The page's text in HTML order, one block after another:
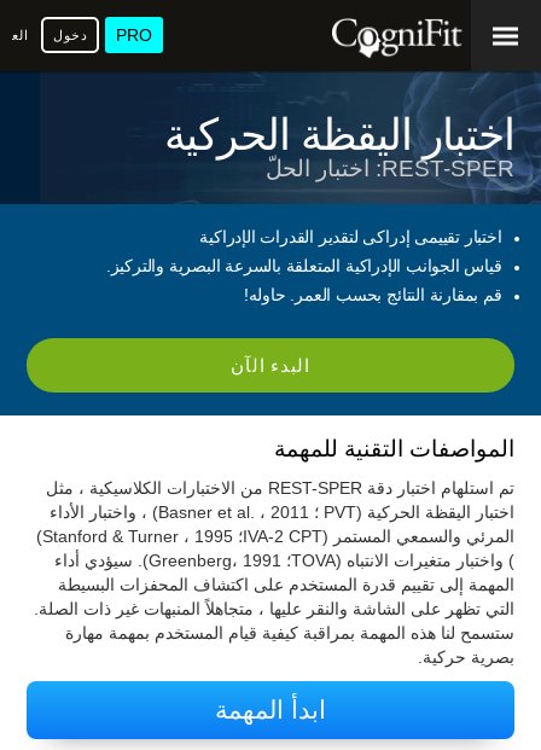
PRO دخول
اختبار اليقظة الحركية
REST-SPER: اختبار الحلّ
اختبار تقييمى إدراكى لتقدير القدرات الإدراكية
قياس الجوانب الإدراكية المتعلقة بالسرعة البصرية والتركيز.
قم بمقارنة النتائج بحسب العمر. حاوله!
البدء الآن
المواصفات التقنية للمهمة
تم استلهام اختبار دقة REST-SPER من الاختبارات الكلاسيكية ، مثل
اختبار اليقظة الحركية (PVT ؛ Basner et al. ، 2011) ، واختبار الأداء
المرئي والسمعي المستمر (IVA-2 CPT؛ Stanford & Turner ، 1995)
) واختبار متغيرات الانتباه (TOVA؛ Greenberg، 1991). سيؤدي أداء
المهمة إلى تقييم قدرة المستخدم على اكتشاف المحفزات البسيطة
التي تظهر على الشاشة والنقر عليها ، متجاهلاً المنبهات غير ذات الصلة.
ستسمح لنا هذه المهمة بمراقبة كيفية قيام المستخدم بمهمة مهارة
بصرية حركية.
ابدأ المهمة